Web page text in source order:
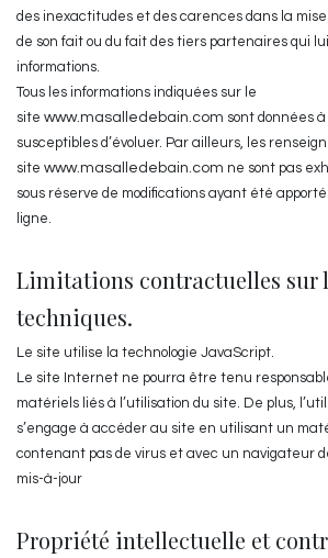
des inexactitudes et des carences dans la mise
de son fait ou du fait des tiers partenaires qui
informations.
Tous les informations indiquées sur le
site www.masalledebain.com sont données
susceptibles d’évoluer. Par ailleurs, les
site www.masalledebain.com ne sont pas
sous réserve de modifications ayant été
ligne.
Limitations contractuelles sur
techniques.
Le site utilise la technologie JavaScript.
Le site Internet ne pourra être tenu
matériels liés à l’utilisation du site. De plus,
s’engage à accéder au site en utilisant un
contenant pas de virus et avec un navigateur
mis-à-jour
Propriété intellectuelle et